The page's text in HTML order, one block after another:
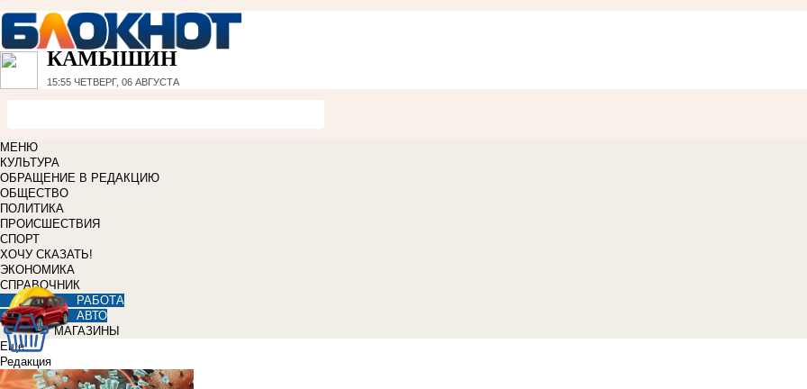
КАМЫШИН
15:55 ЧЕТВЕРГ, 06 АВГУСТА
МЕНЮ
КУЛЬТУРА
ОБРАЩЕНИЕ В РЕДАКЦИЮ
ОБЩЕСТВО
ПОЛИТИКА
ПРОИСШЕСТВИЯ
СПОРТ
ХОЧУ СКАЗАТЬ!
ЭКОНОМИКА
СПРАВОЧНИК
РАБОТА
АВТО
МАГАЗИНЫ
Еще
Редакция